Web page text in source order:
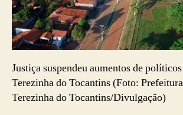
Justiça suspendeu aumentos de
Terezinha do Tocantins (Foto:
Terezinha do Tocantins/Divulgação)